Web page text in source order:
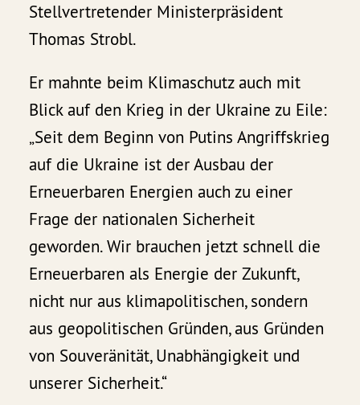
Stellvertretender Ministerpräsident
Thomas Strobl.
Er mahnte beim Klimaschutz auch mit
Blick auf den Krieg in der Ukraine zu Eile:
„Seit dem Beginn von Putins Angriffskrieg
auf die Ukraine ist der Ausbau der
Erneuerbaren Energien auch zu einer
Frage der nationalen Sicherheit
geworden. Wir brauchen jetzt schnell die
Erneuerbaren als Energie der Zukunft,
nicht nur aus klimapolitischen, sondern
aus geopolitischen Gründen, aus Gründen
von Souveränität, Unabhängigkeit und
unserer Sicherheit.“